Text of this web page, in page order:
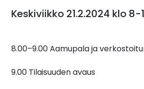
Keskiviikko 21.2.2024 klo 8-
8.00–9.00 Aamupala ja
9.00 Tilaisuuden avaus